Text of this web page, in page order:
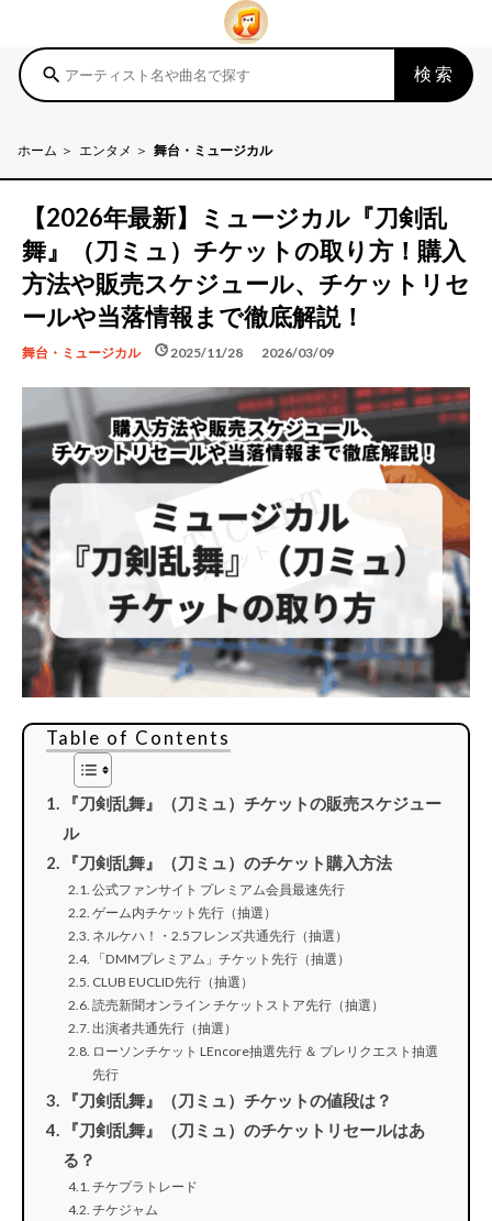
search 検索
ホーム エンタメ 舞台・ミュージカル
【2026年最新】ミュージカル『刀剣乱
舞』（刀ミュ）チケットの取り方！購入
方法や販売スケジュール、チケットリセ
ールや当落情報まで徹底解説！
舞台・ミュージカル schedule 2025/11/28
update 2026/03/09
Table of Contents
『刀剣乱舞』（刀ミュ）チケットの販売スケジュー
ル
『刀剣乱舞』（刀ミュ）のチケット購入方法
公式ファンサイト プレミアム会員最速先行
ゲーム内チケット先行（抽選）
ネルケハ！・2.5フレンズ共通先行（抽選）
「DMMプレミアム」チケット先行（抽選）
CLUB EUCLID先行（抽選）
読売新聞オンライン チケットストア先行（抽選）
出演者共通先行（抽選）
ローソンチケット LEncore抽選先行 ＆ プレリクエスト抽選
先行
『刀剣乱舞』（刀ミュ）チケットの値段は？
『刀剣乱舞』（刀ミュ）のチケットリセールはあ
る？
チケプラトレード
チケジャム